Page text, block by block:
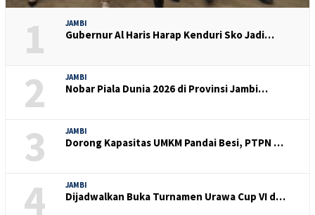
1 JAMBI
Gubernur Al Haris Harap Kenduri Sko Jadi…
2 JAMBI
Nobar Piala Dunia 2026 di Provinsi Jambi…
3 JAMBI
Dorong Kapasitas UMKM Pandai Besi, PTPN …
4 JAMBI
Dijadwalkan Buka Turnamen Urawa Cup VI d…